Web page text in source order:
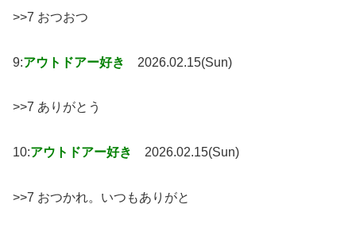
>>7 おつおつ
9:アウトドアー好き 2026.02.15(Sun)
>>7 ありがとう
10:アウトドアー好き 2026.02.15(Sun)
>>7 おつかれ。いつもありがと